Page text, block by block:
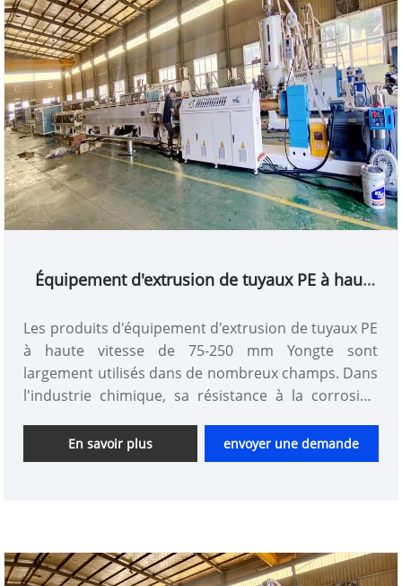
Équipement d'extrusion de tuyaux PE à haut
Les produits d'équipement d'extrusion de tuyaux PE
à haute vitesse de 75-250 mm Yongte sont
largement utilisés dans de nombreux champs. Dans
l'industrie chimique, sa résistance à la corrosion
liquides chimiques pour assurer la douceur progrès
de la production. Dans le domaine de l'exploitation
projets de construction, il peut jouer un rôle
important en tant que tuyau de drainage souterrain
En savoir plus envoyer une demande